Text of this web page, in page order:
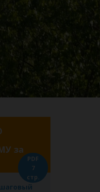
за
PDF
7
стр.